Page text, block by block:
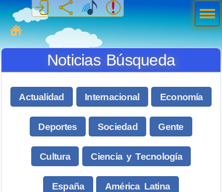
MiSabueso
Noticias Búsqueda
Actualidad Internacional Economía
Deportes Sociedad Gente
Cultura Ciencia y Tecnología
España América Latina
Men
ú